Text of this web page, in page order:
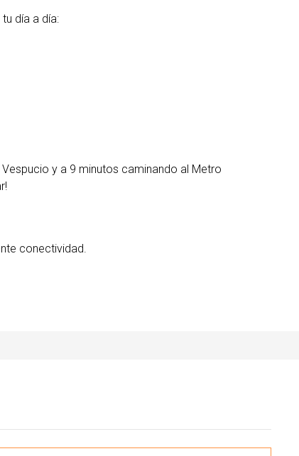
día a día:
y a 9 minutos caminando al Metro
conectividad.